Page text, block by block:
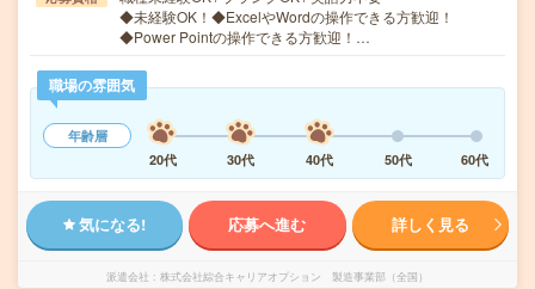
◆未経験OK！◆ExcelやWordの操作できる方歓迎！
◆Power Pointの操作できる方歓迎！…
職場の雰囲気
年齢層
20代
30代 40代 50代 60代
気になる! 応募へ進む 詳しく見る
派遣会社 株式会社綜合キャリアオプション 製造事業部（全国）